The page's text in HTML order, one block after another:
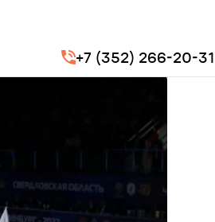
+7 (352) 266-20-31
Транспорт для спорта
шлем в Екатеринбурге 2019"